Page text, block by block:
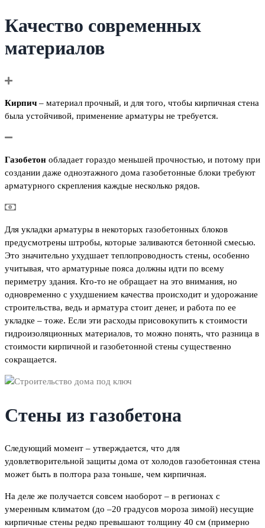
Качество современных
материалов
Кирпич – материал прочный, и для того, чтобы кирпичная стена
была устойчивой, применение арматуры не требуется.
Газобетон обладает гораздо меньшей прочностью, и потому при
создании даже одноэтажного дома газобетонные блоки требуют
арматурного скрепления каждые несколько рядов.
Для укладки арматуры в некоторых газобетонных блоков
предусмотрены штробы, которые заливаются бетонной смесью.
Это значительно ухудшает теплопроводность стены, особенно
учитывая, что арматурные пояса должны идти по всему
периметру здания. Кто-то не обращает на это внимания, но
одновременно с ухудшением качества происходит и удорожание
строительства, ведь и арматура стоит денег, и работа по ее
укладке – тоже. Если эти расходы присовокупить к стоимости
гидроизоляционных материалов, то можно понять, что разница в
стоимости кирпичной и газобетонной стены существенно
сокращается.
Стены из газобетона
Следующий момент – утверждается, что для
удовлетворительной защиты дома от холодов газобетонная стена
может быть в полтора раза тоньше, чем кирпичная.
На деле же получается совсем наоборот – в регионах с
умеренным климатом (до –20 градусов мороза зимой) несущие
кирпичные стены редко превышают толщину 40 см (примерно